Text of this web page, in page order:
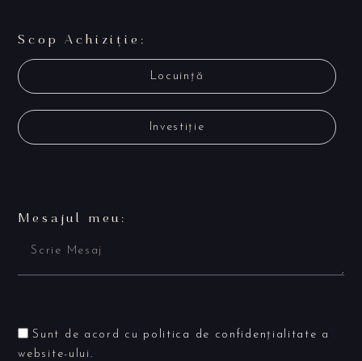
Scop Achiziție:
Locuință
Investiție
Mesajul meu:
Sunt de acord cu politica de confidențialitate a
website-ului.